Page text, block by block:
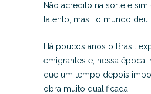
Não acredito na sorte e
talento, mas… o mundo deu
Há poucos anos o Brasil
emigrantes e, nessa época,
que um tempo depois
obra muito qualificada.